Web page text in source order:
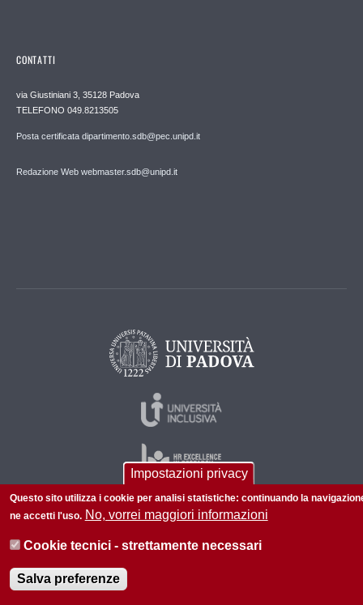
CONTATTI
via Giustiniani 3, 35128 Padova
TELEFONO 049.8213505
Posta certificata dipartimento.sdb@pec.unipd.it
Redazione Web webmaster.sdb@unipd.it
P.I. 00742430283 C.F. 80006480281
Impostazioni privacy
Questo sito utilizza i cookie per analisi statistiche: continuando la
ne accetti l'uso. No, vorrei maggiori informazioni
Cookie tecnici - strettamente necessari
Salva preferenze